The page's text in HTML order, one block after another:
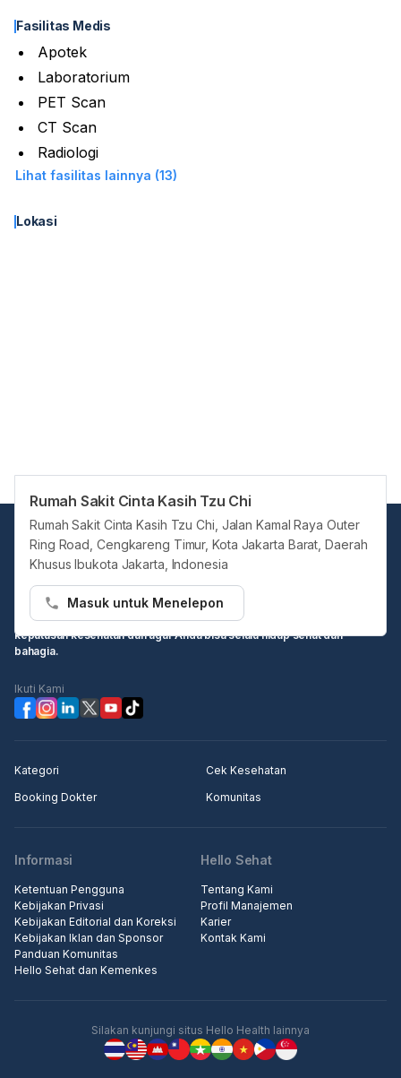
Fasilitas Medis
Apotek
Laboratorium
PET Scan
CT Scan
Radiologi
Lihat fasilitas lainnya (13)
Lokasi
Rumah Sakit Cinta Kasih Tzu Chi
Rumah Sakit Cinta Kasih Tzu Chi, Jalan Kamal Raya Outer
Ring Road, Cengkareng Timur, Kota Jakarta Barat, Daerah
Khusus Ibukota Jakarta, Indonesia
Masuk untuk Menelepon
Hello Sehat ingin menjadi sumber informasi Anda dalam membuat
keputusan kesehatan dan agar Anda bisa selalu hidup sehat dan
bahagia.
Ikuti Kami
Kategori
Cek Kesehatan
Booking Dokter
Komunitas
Informasi
Ketentuan Pengguna
Kebijakan Privasi
Kebijakan Editorial dan Koreksi
Kebijakan Iklan dan Sponsor
Panduan Komunitas
Hello Sehat dan Kemenkes
Hello Sehat
Tentang Kami
Profil Manajemen
Karier
Kontak Kami
Silakan kunjungi situs Hello Health lainnya